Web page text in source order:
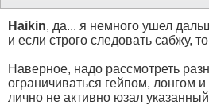
Haikin, да... я немного ушел
и если строго следовать сабжу,
Наверное, надо рассмотреть
ограничиваться гейпом, лонгом
лично не активно юзал